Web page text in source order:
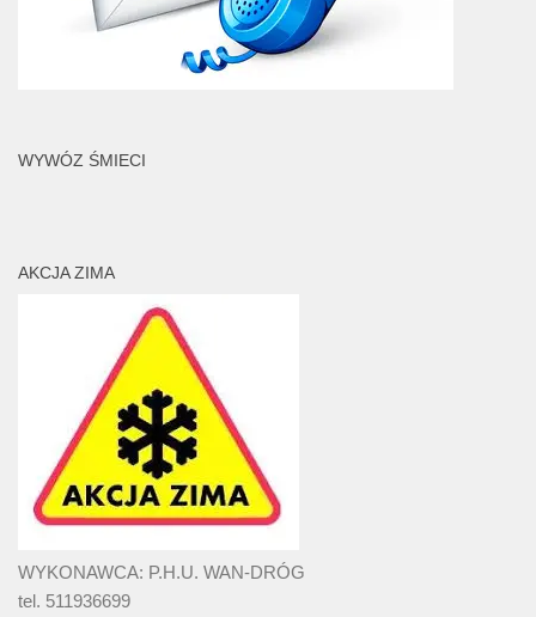
WYWÓZ ŚMIECI
AKCJA ZIMA
WYKONAWCA: P.H.U. WAN-DRÓG
tel. 511936699